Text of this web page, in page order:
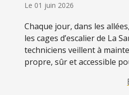
Le 01 juin 2026
Chaque jour, dans les
les cages d’escalier de La
techniciens veillent à
propre, sûr et accessible